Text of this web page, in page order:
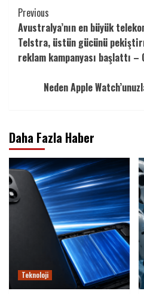
Continue
Reading
Previous
Avustralya’nın en büyük
Telstra, üstün gücünü
reklam kampanyası başlattı
Neden Apple
Daha Fazla Haber
Teknoloji